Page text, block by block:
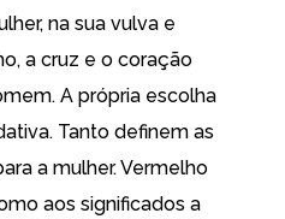
na sua vulva e
a cruz e o coração
A própria escolha
Tanto definem as
a mulher. Vermelho
aos significados a